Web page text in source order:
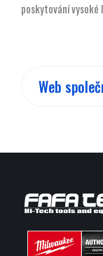
poskytování
Web